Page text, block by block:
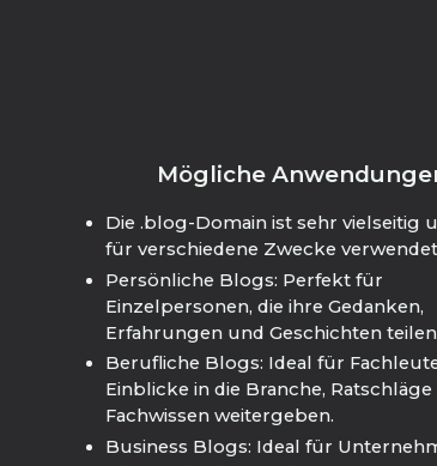
Mögliche
Die .blog-Domain ist sehr vielseitig
für verschiedene Zwecke
Persönliche Blogs: Perfekt für
Einzelpersonen, die ihre Gedanken,
Erfahrungen und Geschichten
Berufliche Blogs: Ideal für
Einblicke in die Branche, Ratschläge
Fachwissen weitergeben.
Business Blogs: Ideal für